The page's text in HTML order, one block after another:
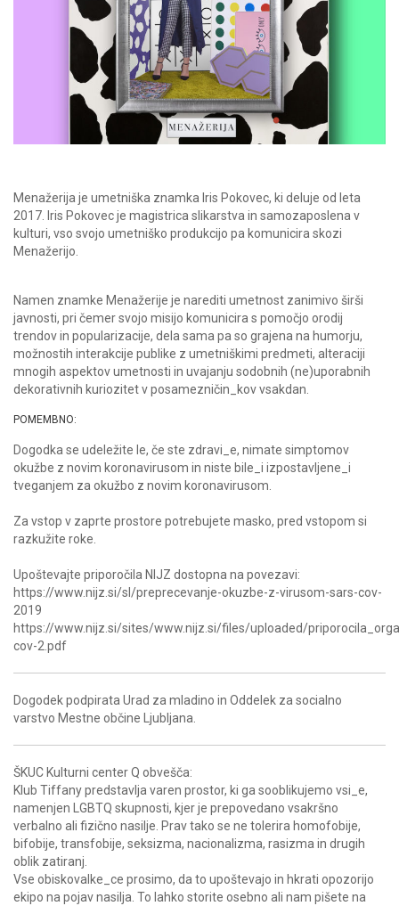
Menažerija je umetniška znamka Iris Pokovec, ki deluje od leta
2017. Iris Pokovec je magistrica slikarstva in samozaposlena v
kulturi, vso svojo umetniško produkcijo pa komunicira skozi
Menažerijo.
Namen znamke Menažerije je narediti umetnost zanimivo širši
javnosti, pri čemer svojo misijo komunicira s pomočjo orodij
trendov in popularizacije, dela sama pa so grajena na humorju,
možnostih interakcije publike z umetniškimi predmeti, alteraciji
mnogih aspektov umetnosti in uvajanju sodobnih (ne)uporabnih
dekorativnih kuriozitet v posamezničin_kov vsakdan.
POMEMBNO:
Dogodka se udeležite le, če ste zdravi_e, nimate simptomov
okužbe z novim koronavirusom in niste bile_i izpostavljene_i
tveganjem za okužbo z novim koronavirusom.
Za vstop v zaprte prostore potrebujete masko, pred vstopom si
razkužite roke.
Upoštevajte priporočila NIJZ dostopna na povezavi:
https://www.nijz.si/sl/preprecevanje-okuzbe-z-virusom-sars-cov-
2019
https://www.nijz.si/sites/www.nijz.si/files/uploaded/
cov-2.pdf
Dogodek podpirata Urad za mladino in Oddelek za socialno
varstvo Mestne občine Ljubljana.
ŠKUC Kulturni center Q obvešča:
Klub Tiffany predstavlja varen prostor, ki ga sooblikujemo vsi_e,
namenjen LGBTQ skupnosti, kjer je prepovedano vsakršno
verbalno ali fizično nasilje. Prav tako se ne tolerira homofobije,
bifobije, transfobije, seksizma, nacionalizma, rasizma in drugih
oblik zatiranj.
Vse obiskovalke_ce prosimo, da to upoštevajo in hkrati opozorijo
ekipo na pojav nasilja. To lahko storite osebno ali nam pišete na